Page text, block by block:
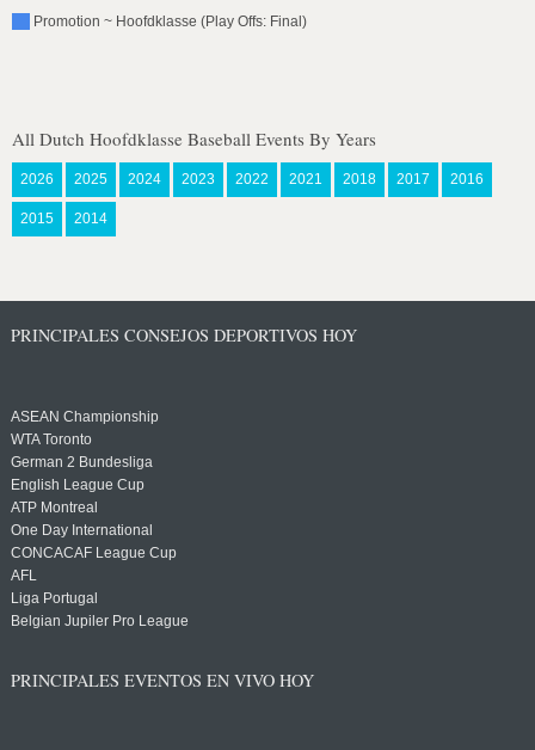
Promotion ~ Hoofdklasse (Play Offs: Final)
All Dutch Hoofdklasse Baseball Events By Years
2026 2025 2024 2023 2022 2021 2018 2017 2016
2015 2014
PRINCIPALES CONSEJOS DEPORTIVOS HOY
ASEAN Championship
WTA Toronto
German 2 Bundesliga
English League Cup
ATP Montreal
One Day International
CONCACAF League Cup
AFL
Liga Portugal
Belgian Jupiler Pro League
PRINCIPALES EVENTOS EN VIVO HOY